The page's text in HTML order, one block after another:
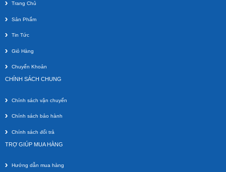
Trang Chủ
Sản Phẩm
Tin Tức
Giỏ Hàng
Chuyển Khoản
CHÍNH SÁCH CHUNG
Chính sách vận chuyển
Chính sách bảo hành
Chính sách đổi trả
TRỢ GIÚP MUA HÀNG
Hướng dẫn mua hàng